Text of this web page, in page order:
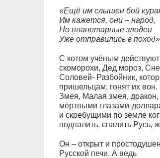
«Ещё им слышен бой
Им кажется, они – народ,
Но планетарные злодеи
Уже отправились в
С котом учёным
скоморохи, Дед мороз,
Соловей- Разбойник,
пришельцам, гонят их
Змея, Малая змея, дракон,
мёртвыми глазами-
и скребущими по земле
подпалить, спалить Русь,
Он – открыт и
Русской печи. А ведь